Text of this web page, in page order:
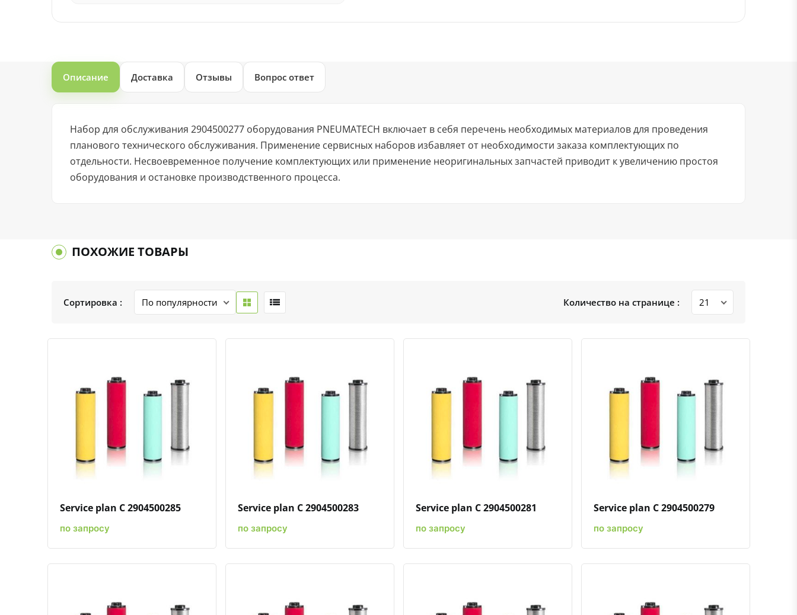
Описание Доставка Отзывы Вопрос ответ
Набор для обслуживания 2904500277 оборудования PNEUMATECH включает в себя перечень необходимых материалов для проведения
планового технического обслуживания. Применение сервисных наборов избавляет от необходимости заказа комплектующих по
отдельности. Несвоевременное получение комплектующих или применение неоригинальных запчастей приводит к увеличению простоя
оборудования и остановке производственного процесса.
ПОХОЖИЕ ТОВАРЫ
Сортировка : Количество на странице :
Добавить к сравнениюДобавить в избранное
Service plan C 2904500285
по запросу
Добавить к сравнениюДобавить в избранное
Service plan C 2904500283
по запросу
Добавить к сравнениюДобавить в избранное
Service plan C 2904500281
по запросу
Добавить к сравнениюДобавить в избранное
Service plan C 2904500279
по запросу